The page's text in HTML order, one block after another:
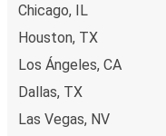
Chicago, IL
Houston, TX
Los Ángeles, CA
Dallas, TX
Las Vegas, NV